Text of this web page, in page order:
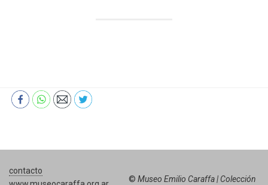
© Museo Emilio Caraffa | Colección
contacto